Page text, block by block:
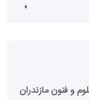
و فنون مازندران